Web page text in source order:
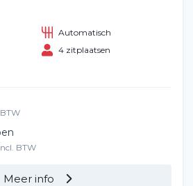
Automatisch
4 zitplaatsen
BTW
Meer info